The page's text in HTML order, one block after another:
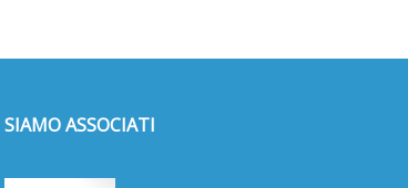
SIAMO ASSOCIATI